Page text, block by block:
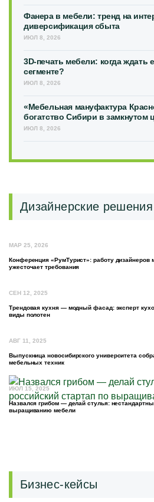
Фанера в мебели: тренд на
диверсификация сбыта
ИЮЛ 8, 2026
3D-печать мебели: когда ждать
сегменте?
ИЮЛ 8, 2026
«Мебельная мануфактура
богатство Сибири в замкнутом
ИЮЛ 8, 2026
Дизайнерские решения
МАР 25, 2026
Конференция «РумТурист»: работу дизайнеров
ужесточает требования
СЕН 12, 2025
Трендовая кухня — модный фасад: эксперт
виды полотен
АВГ 11, 2025
Выпускница новосибирского университета
мебельных техник
ИЮЛ 15, 2025
Назвался грибом — делай стулья:
выращиванию мебели
Бизнес-кейсы